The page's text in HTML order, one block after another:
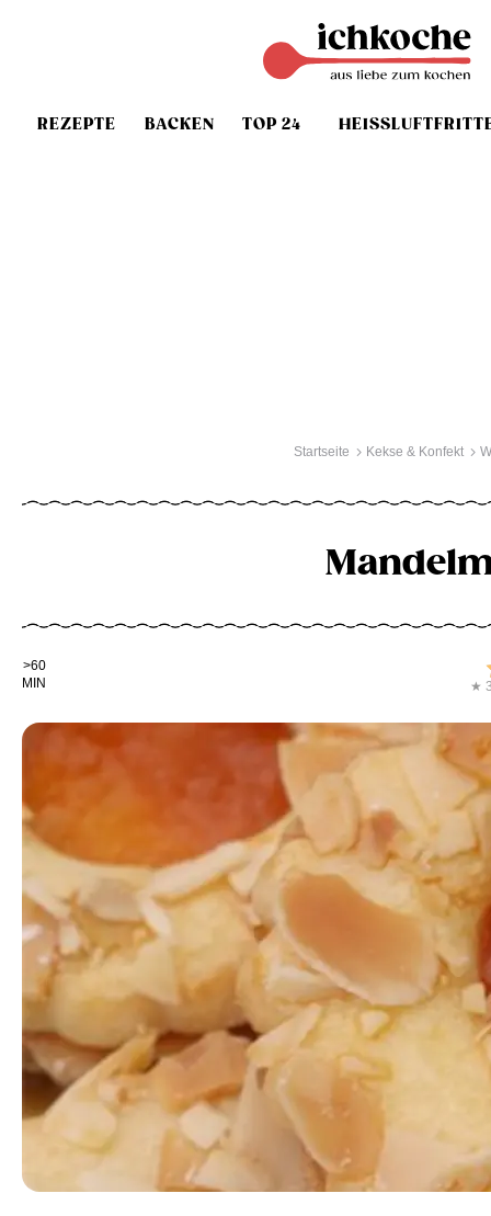
REZEPTE BACKEN TOP 24
Startseite Kekse & Konfekt
Kochdauer
>60
MIN
★